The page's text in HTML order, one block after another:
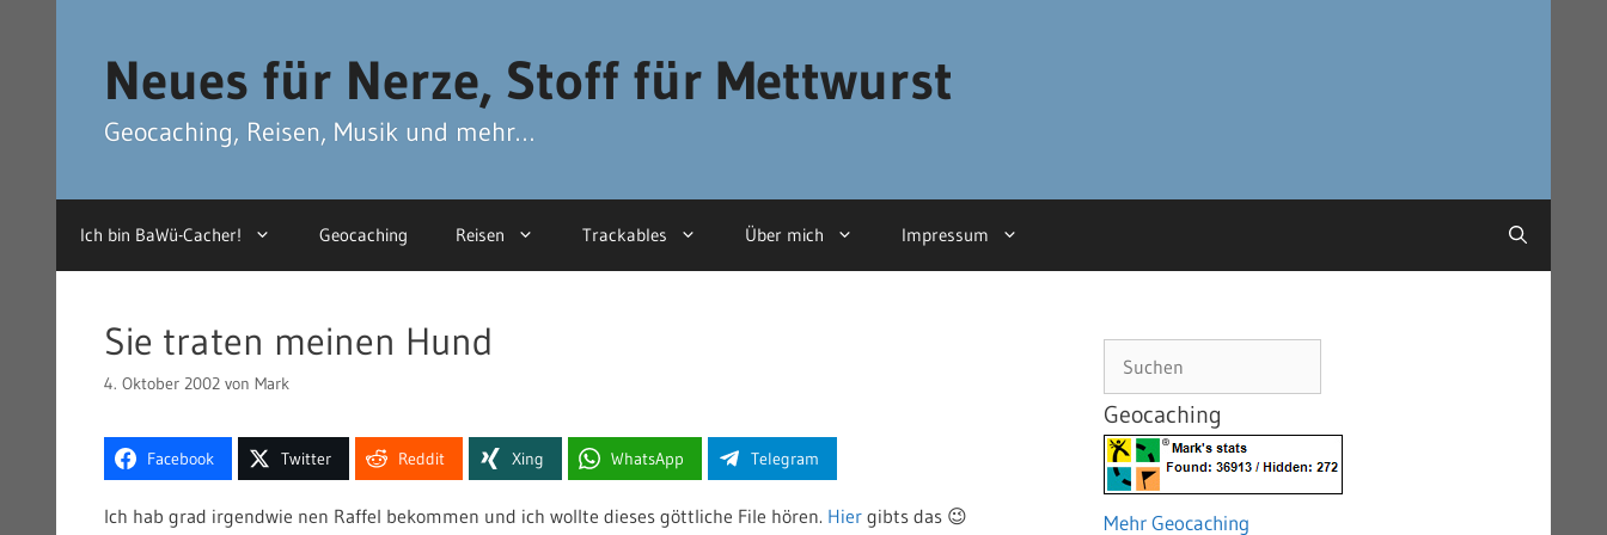
Neues für Nerze, Stoff für Mettwurst
Geocaching, Reisen, Musik und mehr…
Ich bin BaWü-Cacher! Geocaching Reisen Trackables Über mich Impressum
Sie traten meinen Hund
4. Oktober 2002 von Mark
Facebook Twitter Reddit Xing WhatsApp Telegram
Ich hab grad irgendwie nen Raffel bekommen und ich wollte dieses göttliche File hören. Hier gibts das 😉
Geocaching
Mehr Geocaching